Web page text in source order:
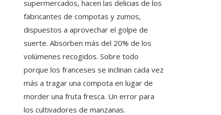
supermercados, hacen las delicias de los
fabricantes de compotas y zumos,
dispuestos a aprovechar el golpe de
suerte. Absorben más del 20% de los
volúmenes recogidos. Sobre todo
porque los franceses se inclinan cada vez
más a tragar una compota en lugar de
morder una fruta fresca. Un error para
los cultivadores de manzanas.